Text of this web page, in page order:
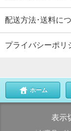
配送方法･送料に
プライバシーポリ
ホーム
表示